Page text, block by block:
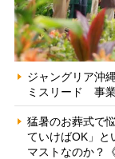
ジャングリア沖
ミスリード 事
猛暑のお葬式で
ていけばOK」と
マストなのか？